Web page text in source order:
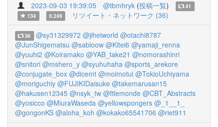
2023-09-03 19:39:05 @tbmhryk (投稿一覧)
41
134
0.249 リツイート・ネットワーク (36)
36 @sy31329972 @jiheiworld @otachi8787
@JunShigematsu @sabloow @Kitei6 @yamaji_renna
@yuuhi2 @Koiramako @YAB_take21 @nomorashinri
@snitori @mshero_y @syuhuhaha @sports_arekore
@conjugate_box @dicemt @moimotui @TokioUchiyama
@moriguchiy @FUJIKIDaisuke @takemarusan15
@hakusen12345 @nsyk_tw @ftlemonde @CBT_Abstracts
@yosicco @MiuraWaseda @yellowspongers @_1__1_
@gongonKS @aloha_koh @kokako65541706 @riet911